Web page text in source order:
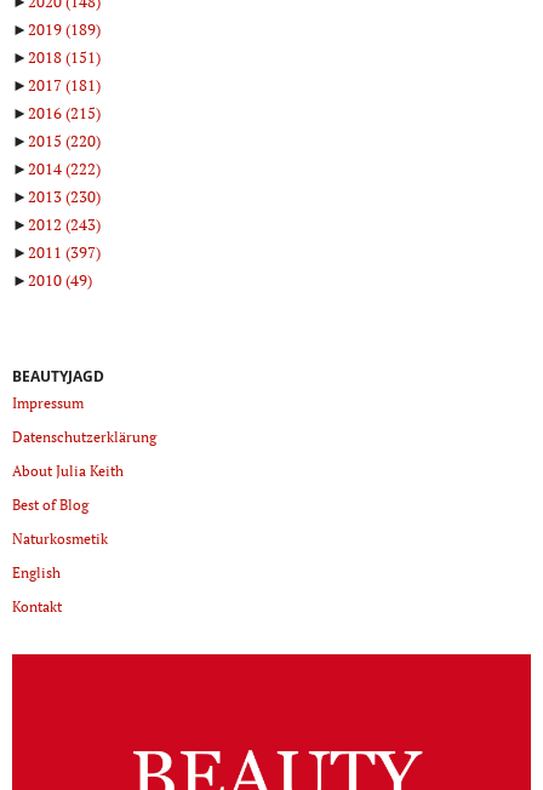
► 2019(189)
► 2018(151)
► 2017(181)
► 2016(215)
► 2015 (220)
► 2014(222)
► 2013(230)
► 2012 (243)
► 2011 (397)
► 2010(49)
BEAUTYJAGD
Impressum
Datenschutzerklärung
About Julia Keith
Best of Blog
Naturkosmetik
English
Kontakt